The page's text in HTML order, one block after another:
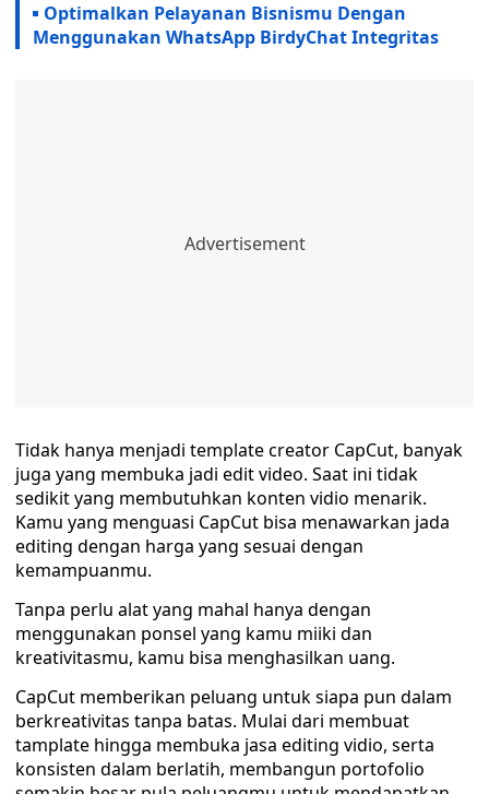
Optimalkan Pelayanan Bisnismu Dengan
Menggunakan WhatsApp BirdyChat Integritas
Tidak hanya menjadi template creator CapCut, banyak
juga yang membuka jadi edit video. Saat ini tidak
sedikit yang membutuhkan konten vidio menarik.
Kamu yang menguasi CapCut bisa menawarkan jada
editing dengan harga yang sesuai dengan
kemampuanmu.
Tanpa perlu alat yang mahal hanya dengan
menggunakan ponsel yang kamu miiki dan
kreativitasmu, kamu bisa menghasilkan uang.
CapCut memberikan peluang untuk siapa pun dalam
berkreativitas tanpa batas. Mulai dari membuat
tamplate hingga membuka jasa editing vidio, serta
konsisten dalam berlatih, membangun portofolio